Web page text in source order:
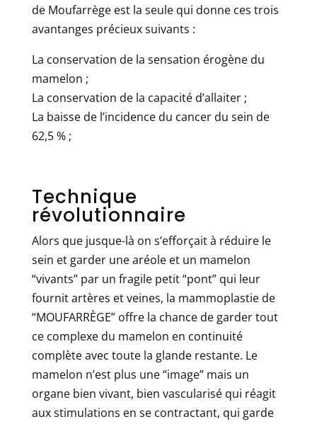
de Moufarrège est la seule qui donne ces trois
avantanges précieux suivants :
La conservation de la sensation érogène du
mamelon ;
La conservation de la capacité d’allaiter ;
La baisse de l’incidence du cancer du sein de
62,5 % ;
Technique
révolutionnaire
Alors que jusque-là on s’efforçait à réduire le
sein et garder une aréole et un mamelon
“vivants” par un fragile petit “pont” qui leur
fournit artères et veines, la mammoplastie de
“MOUFARRÈGE” offre la chance de garder tout
ce complexe du mamelon en continuité
complète avec toute la glande restante. Le
mamelon n’est plus une “image” mais un
organe bien vivant, bien vascularisé qui réagit
aux stimulations en se contractant, qui garde